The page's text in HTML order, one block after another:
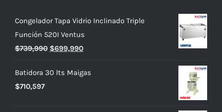
Congelador Tapa Vidrio Inclinado Triple
Función 520I Ventus
$739,990 El
original
$699,990El
actual
Batidora 30 lts Maigas
$710,597